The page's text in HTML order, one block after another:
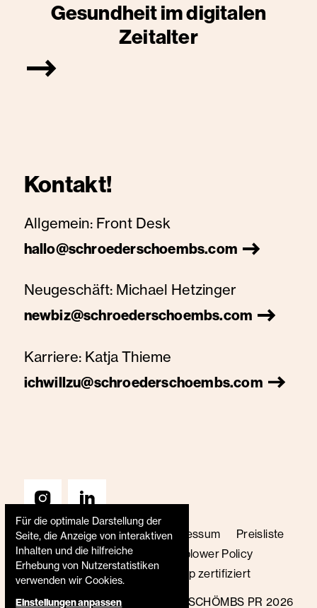
Gesundheit im digitalen
Zeitalter
Kontakt!
Allgemein: Front Desk
hallo@schroederschoembs.com
Neugeschäft: Michael Hetzinger
newbiz@schroederschoembs.com
Karriere: Katja Thieme
ichwillzu@schroederschoembs.com
© SCHRÖDER+SCHÖMBS PR 2026
AGB Datenschutz Impressum
Preisliste
Code of Conduct
Whistleblower Policy
Transparenzbericht
B Corp zertifiziert
Für die optimale Darstellung der
Seite, die Anzeige von interaktiven
Inhalten und die hilfreiche
Erhebung von Nutzerstatistiken
verwenden wir Cookies.
Einstellungen anpassen